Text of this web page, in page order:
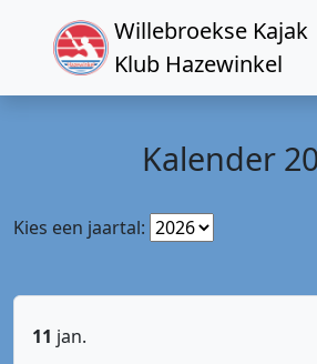
Willebroekse Kajak
Klub Hazewinkel
Kalender
Kies een jaartal:
11 jan.